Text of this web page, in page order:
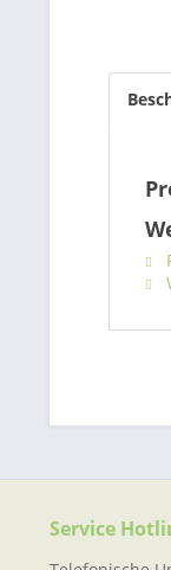
Service